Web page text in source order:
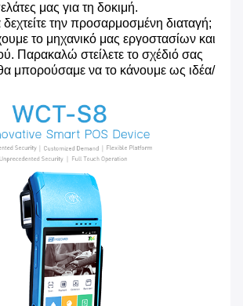
μας για τη δοκιμή.
την προσαρμοσμένη διαταγή;
το μηχανικό μας εργοστασίων και
Παρακαλώ στείλετε το σχέδιό σας
μπορούσαμε να το κάνουμε ως ιδέα/